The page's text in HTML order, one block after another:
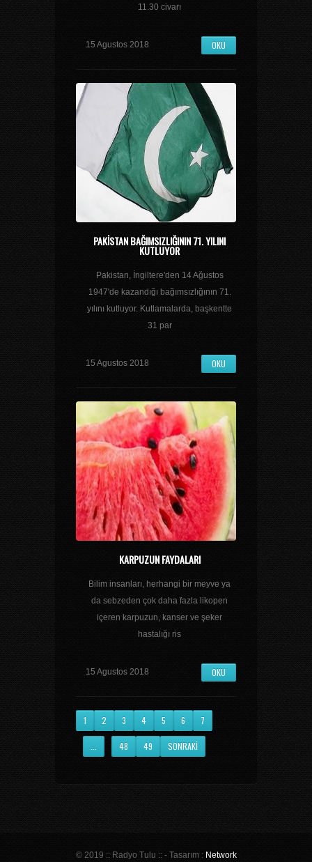
11.30 civarı
15 Agustos 2018 OKU
PAKISTAN BAĞIMSIZLIĞININ 71. YILINI
KUTLUYOR
Pakistan, İngiltere'den 14 Ağustos
1947'de kazandığı bağımsızlığının 71.
yılını kutluyor. Kutlamalarda, başkentte
31 par
15 Agustos 2018 OKU
KARPUZUN FAYDALARI
Bilim insanları, herhangi bir meyve ya
da sebzeden çok daha fazla likopen
içeren karpuzun, kanser ve şeker
hastalığı ris
15 Agustos 2018 OKU
1 2 3 4 5 6 7
... 48 49 SONRAKI
© 2019 :: Radyo Tulu :: - Tasarım : Network